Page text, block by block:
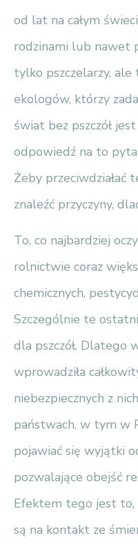
od lat na całym
rodzinami lub nawet
tylko pszczelarzy,
ekologów, którzy
świat bez pszczół
odpowiedź na to
Żeby przeciwdziałać
znaleźć przyczyny,
To, co najbardziej
rolnictwie coraz
chemicznych,
Szczególnie te
dla pszczół. Dlatego
wprowadziła
niebezpiecznych z
państwach, w tym w
pojawiać się wyjątki
pozwalające obejść
Efektem tego jest to,
są na kontakt ze